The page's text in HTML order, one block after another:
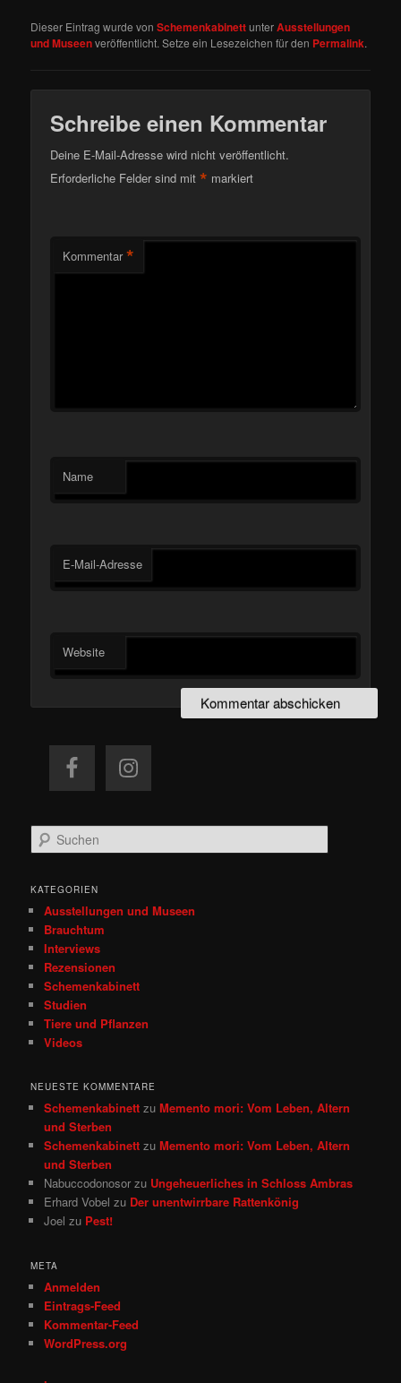
Dieser Eintrag wurde vonSchemenkabinettunterAusstellungen
und Museenveröffentlicht. Setze ein Lesezeichen für den Permalink.
Schreibe einen Kommentar
Deine E-Mail-Adresse wird nicht veröffentlicht.
Erforderliche Felder sind mit* markiert
Kommentar *
Name
E-Mail-Adresse
Website
u
h
KATEGORIEN
Ausstellungen und Museen
Brauchtum
Interviews
Rezensionen
Schemenkabinett
Studien
Tiere und Pflanzen
Videos
NEUESTE KOMMENTARE
Schemenkabinett zuMemento mori: Vom Leben, Altern
und Sterben
Schemenkabinett zuMemento mori: Vom Leben, Altern
und Sterben
Nabuccodonosor zu Ungeheuerliches in Schloss Ambras
Erhard Vobel zu Der unentwirrbare Rattenkönig
Joel zu Pest!
META
Anmelden
Eintrags-Feed
Kommentar-Feed
WordPress.org